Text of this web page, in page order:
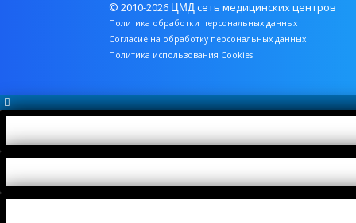
© 2010-2026 ЦМД сеть медицинских центров
Политика обработки персональных данных
Согласие на обработку персональных данных
Политика использования Cookies